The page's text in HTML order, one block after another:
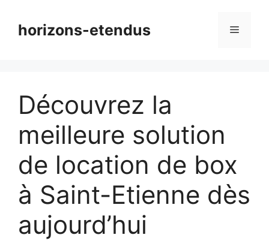
contenuhorizons-etendus Menu
Découvrez la
meilleure solution
de location de box
à Saint-Etienne dès
aujourd’hui